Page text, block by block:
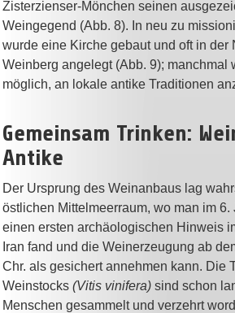
Zisterzienser-Mönchen seinen
Weingegend (Abb. 8). In neu zu
wurde eine Kirche gebaut und oft in der
Weinberg angelegt (Abb. 9); manchmal
möglich, an lokale antike Traditionen
Gemeinsam Trinken:
Antike
Der Ursprung des Weinanbaus lag
östlichen Mittelmeerraum, wo man im 6.
einen ersten archäologischen Hinweis
Iran fand und die Weinerzeugung ab
Chr. als gesichert annehmen kann. Die
Weinstocks (Vitis vinifera) sind schon
Menschen gesammelt und verzehrt